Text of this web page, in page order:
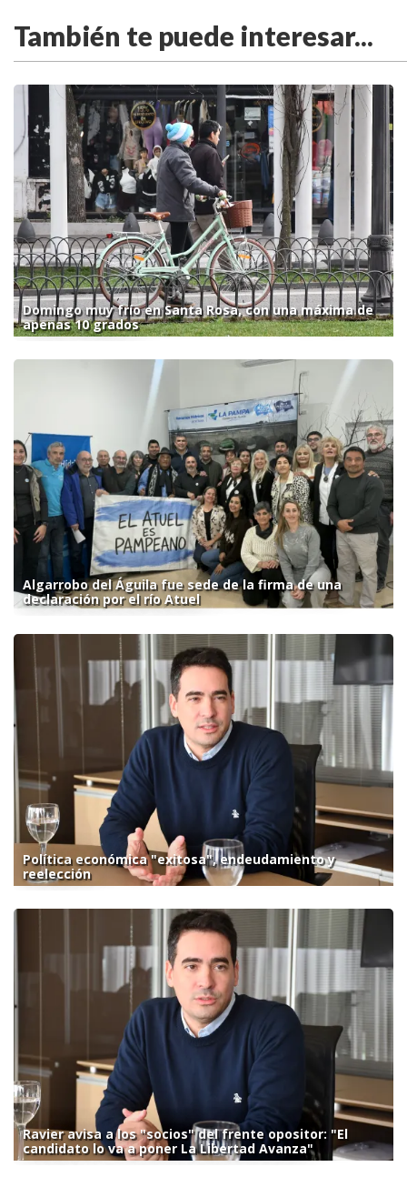
También te puede interesar...
Domingo muy frío en Santa Rosa, con una máxima de
apenas 10 grados
Algarrobo del Águila fue sede de la firma de una
declaración por el río Atuel
Política económica "exitosa", endeudamiento y
reelección
Ravier avisa a los "socios" del frente opositor: "El
candidato lo va a poner La Libertad Avanza"